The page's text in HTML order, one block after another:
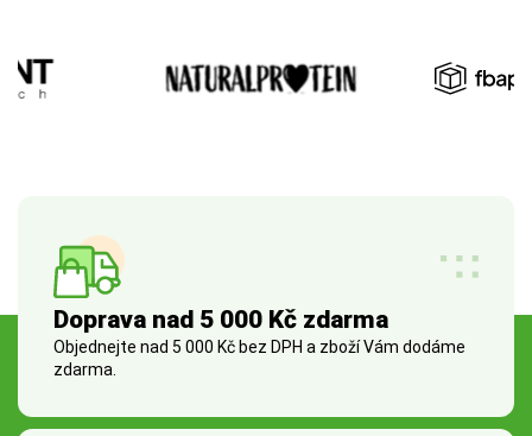
Doprava nad 5 000 Kč zdarma
Objednejte nad 5 000 Kč bez DPH a zboží Vám dodáme
zdarma.